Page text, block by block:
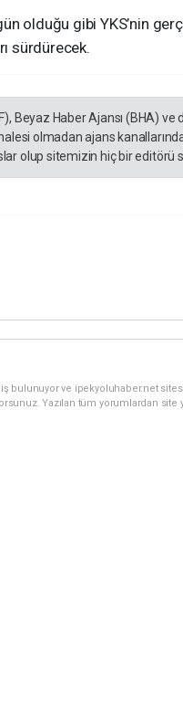
olduğu gibi YKS’nin
sürdürecek.
Beyaz Haber Ajansı (BHA)
olmadan ajans
olup sitemizin hiç bir editörü
bulunuyor ve ipekyoluhaber.net
Yazılan tüm yorumlardan